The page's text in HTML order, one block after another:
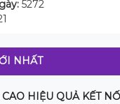
5272
NHẤT
HIỆU QUẢ KẾT